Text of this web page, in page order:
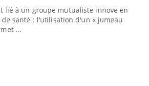
lié à un groupe mutualiste innove en
santé : l'utilisation d'un « jumeau
...